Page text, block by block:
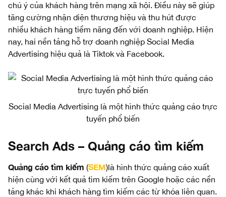
chú ý của khách hàng trên mạng xã hội. Điều này sẽ giúp
tăng cường nhận diện thương hiệu và thu hút được
nhiều khách hàng tiềm năng đến với doanh nghiệp. Hiện
nay, hai nền tảng hỗ trợ doanh nghiệp Social Media
Advertising hiệu quả là Tiktok và Facebook.
Social Media Advertising là một hình thức quảng cáo trực
tuyến phổ biến
Search Ads – Quảng cáo tìm kiếm
Quảng cáo tìm kiếm (SEM)là hình thức quảng cáo xuất
hiện cùng với kết quả tìm kiếm trên Google hoặc các nền
tảng khác khi khách hàng tìm kiếm các từ khóa liên quan.